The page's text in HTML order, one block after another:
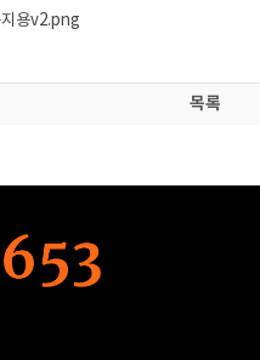
목록